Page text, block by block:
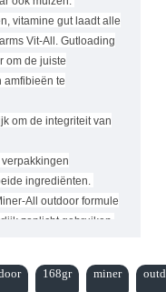
vitamine gut laadt alle
Vit-All. Gutloading
om de juiste
amfibieën te
om de integriteit van
ingrediënten.
All outdoor formule
zonlicht gebruiken.
168gr miner